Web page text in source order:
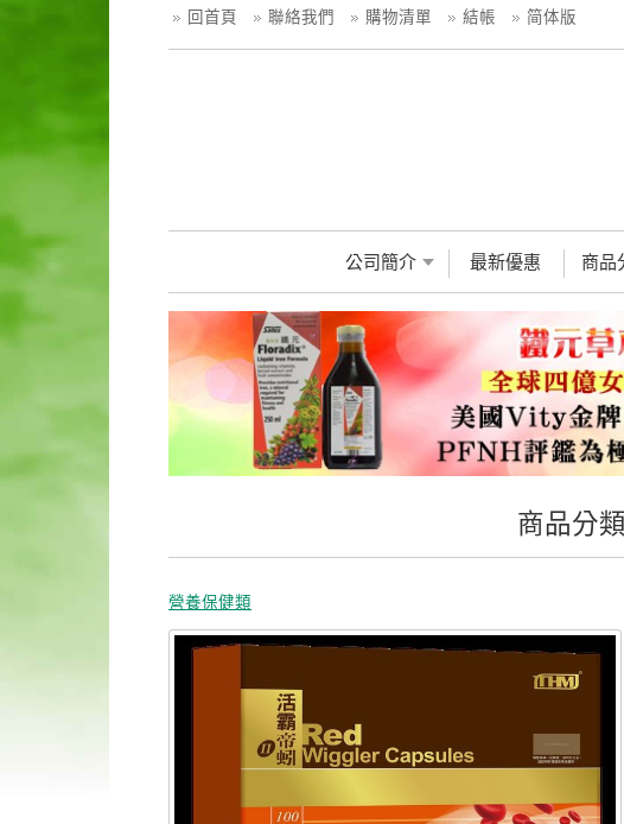
回首頁 聯絡我們 購物清單 結帳 简体版
公司簡介 最新優惠 商品
商品分
營養保健類